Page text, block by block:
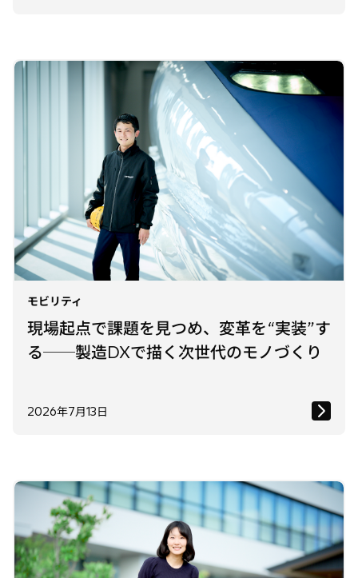
モビリティ
現場起点で課題を見つめ、変革を“実装”す
る──製造DXで描く次世代のモノづくり
2026年7月13日